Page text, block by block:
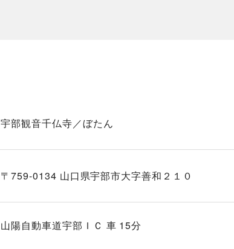
宇部観音千仏寺／ぼたん
〒759-0134 山口県宇部市大字善和２１０
山陽自動車道宇部ＩＣ 車 15分